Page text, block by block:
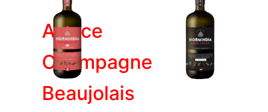
Alsace
Champagne
Beaujolais